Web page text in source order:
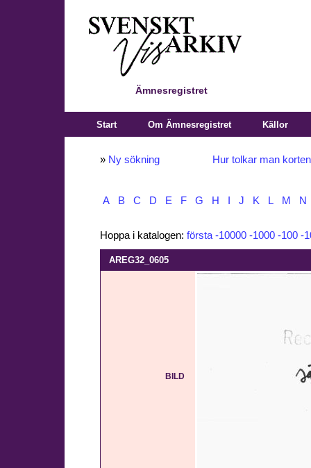
Ämnesregistret
Start Om Ämnesregistret Källor
» Ny sökning Hur tolkar man
A B C D E F G H J K L M N
Hoppa i katalogen: första -10000 -1000 -100 -
AREG32_0605
BILD